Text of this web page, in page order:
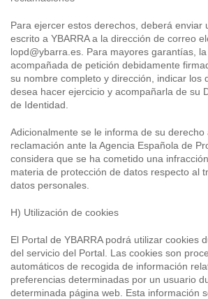
Para ejercer estos derechos, deberá enviar
escrito a YBARRA a la dirección de correo
lopd@ybarra.es. Para mayores garantías,
acompañada de petición debidamente
su nombre completo y dirección, indicar los
desea hacer ejercicio y acompañarla de su
de Identidad.
Adicionalmente se le informa de su
reclamación ante la Agencia Española de
considera que se ha cometido una
materia de protección de datos respecto al
datos personales.
H) Utilización de cookies
El Portal de YBARRA podrá utilizar cookies
del servicio del Portal. Las cookies son
automáticos de recogida de información
preferencias determinadas por un usuario
determinada página web. Esta información